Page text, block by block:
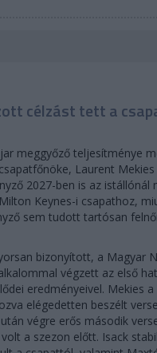
célzást tett a
meggyőző teljesítménye
Laurent
2027-ben is az istállónál
Keynes-i csapathoz,
sem tudott tartósan
bizonyított, a Magyar
végzett az első
eredményeivel. Mekies a
elégedetten beszélt
végre erős második
volt a szezon előtt. Isack